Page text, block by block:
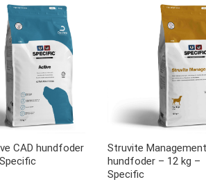
CAD hundfoder
Struvite
hundfoder – 12 kg –
Specific